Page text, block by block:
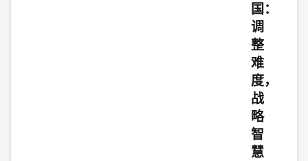
国：
调
整
难
度，
战
略
智
慧